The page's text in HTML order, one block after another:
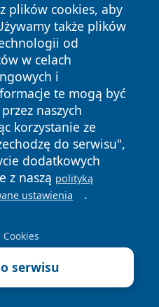
plików cookies, aby
także plików
od
w celach
i
te mogą być
naszych
korzystanie ze
do serwisu",
dodatkowych
z naszą polityką
ustawienia .
Cookies
serwisu
Wszystkie prawa
Polityka
Cookies